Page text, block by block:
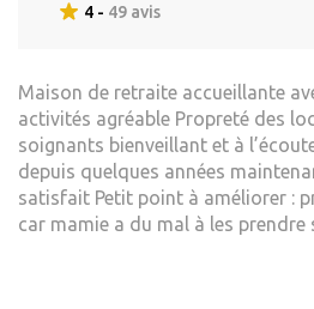
4 - 49 avis
Maison de retraite accueillante
activités agréable Propreté des
soignants bienveillant et à
depuis quelques années
satisfait Petit point à améliorer :
car mamie a du mal à les prendre